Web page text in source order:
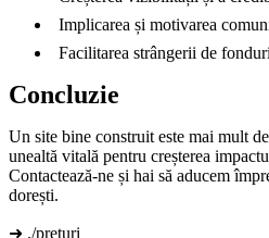
Implicarea și motivarea
Facilitarea strângerii de
Concluzie
Un site bine construit este mai mult
unealtă vitală pentru creșterea
Contactează-ne și hai să aducem
dorești.
➜ ./preturi